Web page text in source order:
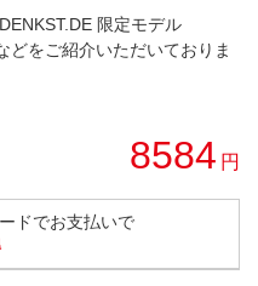
限定モデル
どをご紹介いただいておりま
8584 円
ドでお支払いで